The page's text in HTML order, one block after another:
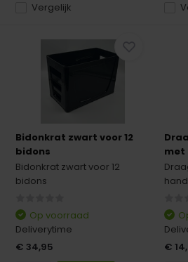
Vergelijk
Bidonkrat zwart voor 12
bidons
Bidonkrat zwart voor 12
bidons
Op voorraad
Deliverytime
€ 34,95
met
€